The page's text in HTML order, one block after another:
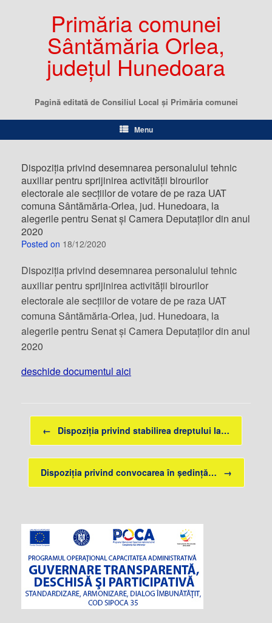
Primăria comunei
Sântămăria Orlea,
județul Hunedoara
Pagină editată de Consiliul Local şi Primăria comunei
Menu
Dispoziția privind desemnarea personalului tehnic
auxiliar pentru sprijinirea activității birourilor
electorale ale secțiilor de votare de pe raza UAT
comuna Sântămăria-Orlea, jud. Hunedoara, la
alegerile pentru Senat și Camera Deputaților din anul
2020
Posted on 18/12/2020
Dispoziția privind desemnarea personalului tehnic
auxiliar pentru sprijinirea activității birourilor
electorale ale secțiilor de votare de pe raza UAT
comuna Sântămăria-Orlea, jud. Hunedoara, la
alegerile pentru Senat și Camera Deputaților din anul
2020
deschide documentul aici
Post navigation
← Dispoziția privind stabilirea dreptului la…
Dispoziția privind convocarea în ședință… →